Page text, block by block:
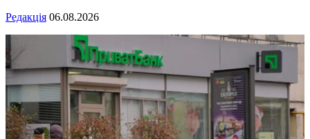
Редакція 06.08.2026